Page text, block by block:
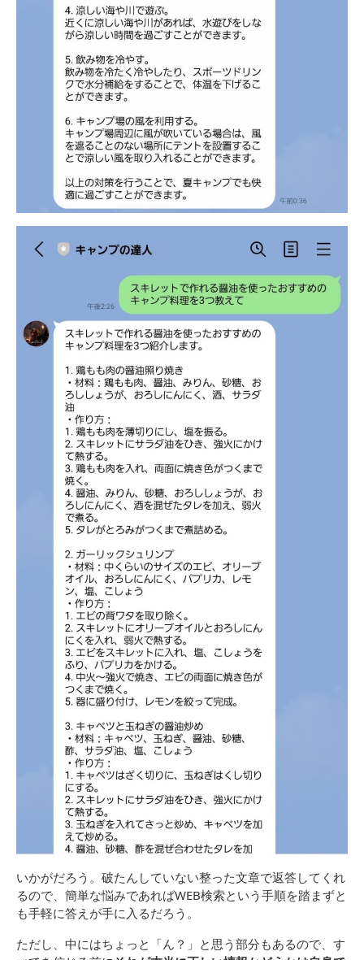
いかがだろう。破たんしていない整った文章で返答してくれ
るので、簡単な悩みであればWEB検索という手順を踏まずと
も手軽に答えが手に入るだろう。
ただし、中にはちょっと「ん？」と思う部分もあるので、す